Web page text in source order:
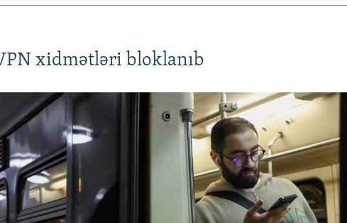
xidmətləri bloklanıb